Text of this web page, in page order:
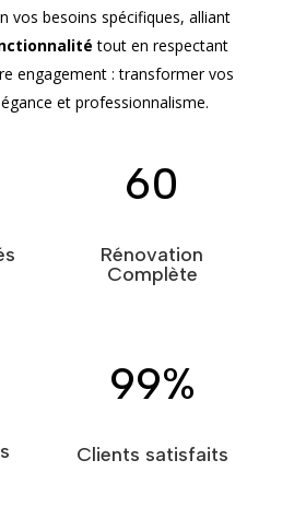
vos besoins spécifiques, alliant
tout en respectant
engagement : transformer vos
et professionnalisme.
60
Rénovation
Complète
99%
Clients satisfaits